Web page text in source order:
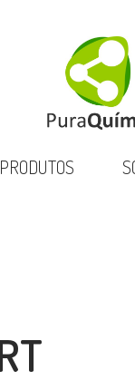
PRODUTOS